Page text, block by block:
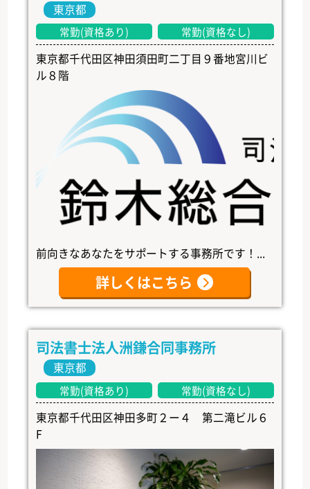
東京都
常勤(資格あり) 常勤(資格なし)
東京都千代田区神田須田町二丁目９番地宮川ビ
ル８階
前向きなあなたをサポートする事務所です！...
詳しくはこちら
司法書士法人洲鎌合同事務所
東京都
常勤(資格あり) 常勤(資格なし)
東京都千代田区神田多町２ー４ 第二滝ビル６
F